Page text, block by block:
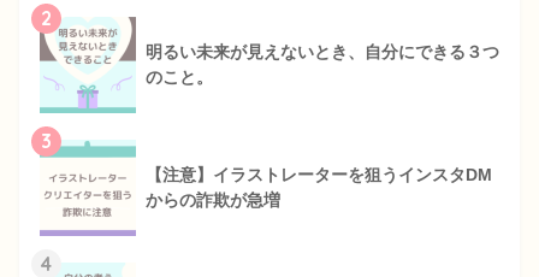
2
明るい未来が見えないとき、自分にできる３つ
のこと。
3
【注意】イラストレーターを狙うインスタDM
からの詐欺が急増
4